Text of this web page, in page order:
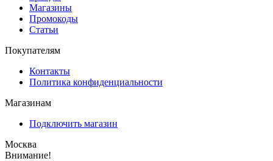
Магазины
Промокоды
Статьи
Покупателям
Контакты
Политика конфиденциальности
Магазинам
Подключить магазин
Москва
Внимание!